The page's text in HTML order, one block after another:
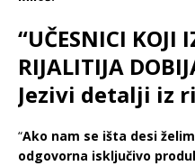
“UČESNICI KOJI
RIJALITIJA
Jezivi detalji iz
“Ako nam se išta desi
odgovorna isključivo